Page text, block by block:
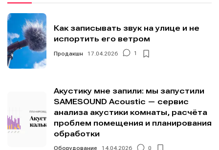
Как записывать звук на улице и не
испортить его ветром
Продакшн 17.04.2026 1
Акустику мне запили: мы запустили
SAMESOUND Acoustic — сервис
анализа акустики комнаты, расчёта
проблем помещения и планирования
обработки
Оборудование 14.04.2026 0